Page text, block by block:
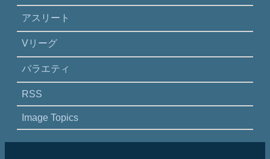
アスリート
Vリーグ
バラエティ
RSS
Image Topics